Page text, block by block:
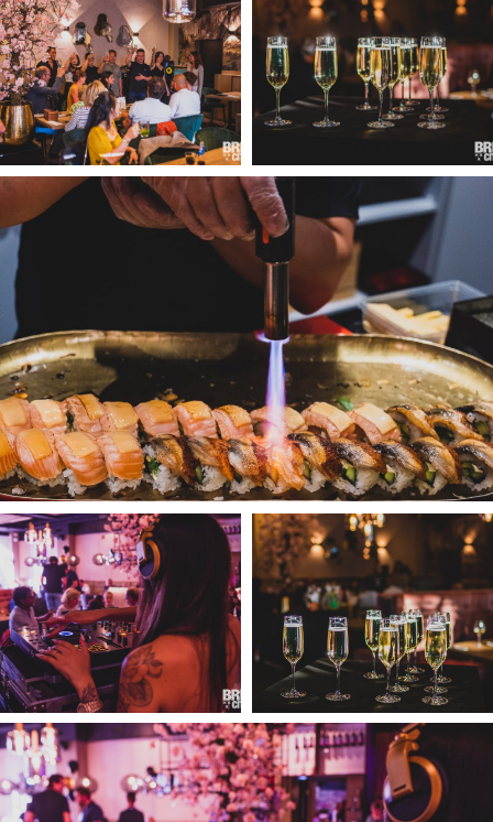
Eten
Drinken
Slapen
Recreatief
Winkels
Winkelgebieden
Deals